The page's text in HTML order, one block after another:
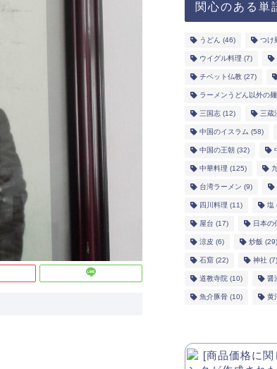
関心のある単
うどん (46) つけ
ウイグル料理 (7)
チベット仏教(27)
ラーメンうどん以外の
三国志(12) 三蔵
中国のイスラム (58)
中国の王朝 (32)
中華料理 (125)
台湾ラーメン (9)
四川料理 (11) 塩
屋台 (17) 日本の
涼皮 (6) 炒飯 (29)
石窟(22) 神社(7)
道教寺院(10) 醤
魚介豚骨(10) 黄